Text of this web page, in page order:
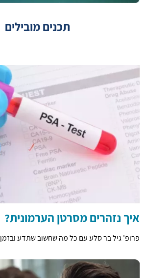
תכנים מובילים
איך נזהרים מסרטן הערמונית?
פרופ' גיל בר סלע עם כל מה שחשוב שתדע ובזמן